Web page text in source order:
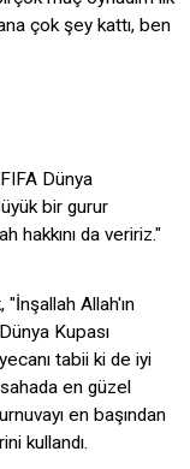
çok şey kattı, ben
Dünya
bir gurur
hakkını da veririz."
Allah'ın
Kupası
tabii ki de iyi
en güzel
en başından
kullandı.